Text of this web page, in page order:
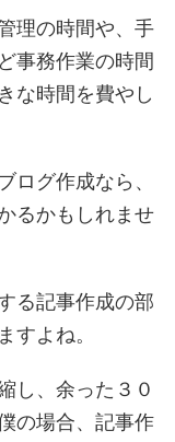
理の時間や、手
事務作業の時間
な時間を費やし
ログ作成なら、
るかもしれませ
る記事作成の部
すよね。
し、余った３０
の場合、記事作